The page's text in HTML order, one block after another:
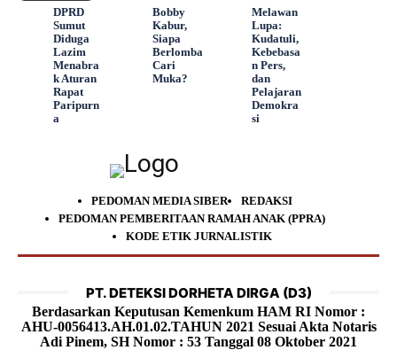
DPRD
Sumut
Diduga
Lazim
Menabra
k Aturan
Rapat
Paripurn
a
Bobby
Kabur,
Siapa
Berlomba
Cari
Muka?
Melawan
Lupa:
Kudatuli,
Kebebasa
n Pers,
dan
Pelajaran
Demokra
si
PEDOMAN MEDIA SIBER
REDAKSI
PEDOMAN PEMBERITAAN RAMAH ANAK (PPRA)
KODE ETIK JURNALISTIK
PT. DETEKSI DORHETA DIRGA (D3)
Berdasarkan Keputusan Kemenkum HAM RI Nomor :
AHU-0056413.AH.01.02.TAHUN 2021 Sesuai Akta Notaris
Adi Pinem, SH Nomor : 53 Tanggal 08 Oktober 2021